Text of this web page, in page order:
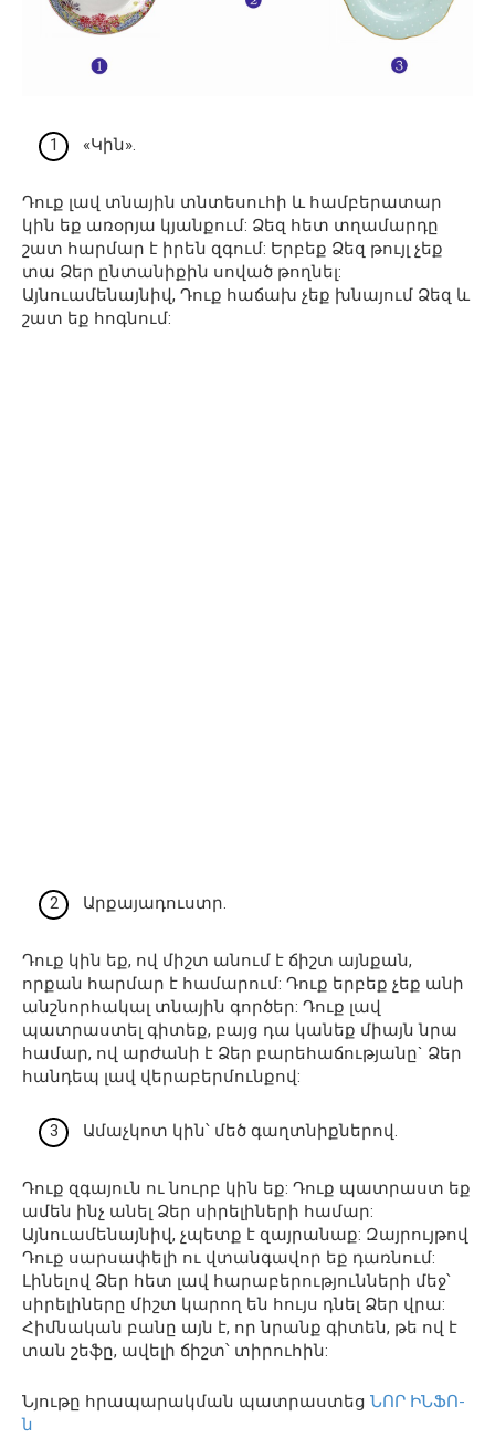
«Կին».
Դուք լավ տնային տնտեսուհի և համբերատար
կին եք առօրյա կյանքում: Ձեզ հետ տղամարդը
շատ հարմար է իրեն զգում: Երբեք Ձեզ թույլ չեք
տա Ձեր ընտանիքին սոված թողնել:
Այնուամենայնիվ, Դուք հաճախ չեք խնայում Ձեզ և
շատ եք հոգնում:
Արքայադուստր.
Դուք կին եք, ով միշտ անում է ճիշտ այնքան,
որքան հարմար է համարում: Դուք երբեք չեք անի
անշնորհակալ տնային գործեր: Դուք լավ
պատրաստել գիտեք, բայց դա կանեք միայն նրա
համար, ով արժանի է Ձեր բարեհաճությանը` Ձեր
հանդեպ լավ վերաբերմունքով:
Ամաչկոտ կին՝ մեծ գաղտնիքներով.
Դուք զգայուն ու նուրբ կին եք: Դուք պատրաստ եք
ամեն ինչ անել Ձեր սիրելիների համար:
Այնուամենայնիվ, չպետք է զայրանաք: Զայրույթով
Դուք սարսափելի ու վտանգավոր եք դառնում:
Լինելով Ձեր հետ լավ հարաբերությունների մեջ՝
սիրելիները միշտ կարող են հույս դնել Ձեր վրա:
Հիմնական բանը այն է, որ նրանք գիտեն, թե ով է
տան շեֆը, ավելի ճիշտ՝ տիրուհին:
Նյութը հրապարակման պատրաստեց ՆՈՐ ԻՆՖՈ-
ն